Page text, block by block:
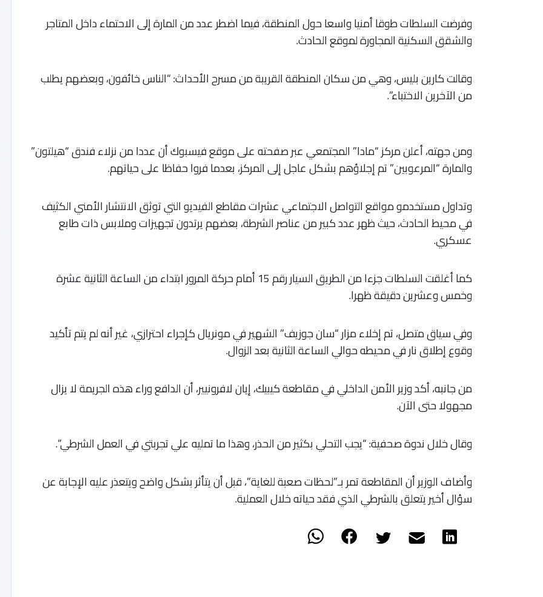
وفرضت السلطات طوقا أمنيا واسعا حول المنطقة، فيما اضطر عدد من المارة إلى الاحتماء داخل المتاجر
والشقق السكنية المجاورة لموقع الحادث.
وقالت كارين بليس، وهي من سكان المنطقة القريبة من مسرح الأحداث: “الناس خائفون، وبعضهم يطلب
من الآخرين الاختباء”.
ومن جهته، أعلن مركز “مادا” المجتمعي عبر صفحته على موقع فيسبوك أن عددا من نزلاء فندق “هيلتون”
والمارة “المرعوبين” تم إجلاؤهم بشكل عاجل إلى المركز، بعدما فروا حفاظا على حياتهم.
وتداول مستخدمو مواقع التواصل الاجتماعي عشرات مقاطع الفيديو التي توثق الانتشار الأمني الكثيف
في محيط الحادث، حيث ظهر عدد كبير من عناصر الشرطة، بعضهم يرتدون تجهيزات وملابس ذات طابع
عسكري.
كما أغلقت السلطات جزءا من الطريق السيار رقم 15 أمام حركة المرور ابتداء من الساعة الثانية عشرة
وخمس وعشرين دقيقة ظهرا.
وفي سياق متصل، تم إخلاء مزار “سان جوزيف” الشهير في مونريال كإجراء احترازي، غير أنه لم يتم تأكيد
وقوع إطلاق نار في محيطه حوالي الساعة الثانية بعد الزوال.
من جانبه، أكد وزير الأمن الداخلي في مقاطعة كيبيك، إيان لافرونيير، أن الدافع وراء هذه الجريمة لا يزال
مجهولا حتى الآن.
وقال خلال ندوة صحفية: “يجب التحلي بكثير من الحذر، وهذا ما تمليه علي تجربتي في العمل الشرطي”.
وأضاف الوزير أن المقاطعة تمر بـ”لحظات صعبة للغاية”، قبل أن يتأثر بشكل واضح ويتعذر عليه الإجابة عن
سؤال أخير يتعلق بالشرطي الذي فقد حياته خلال العملية.